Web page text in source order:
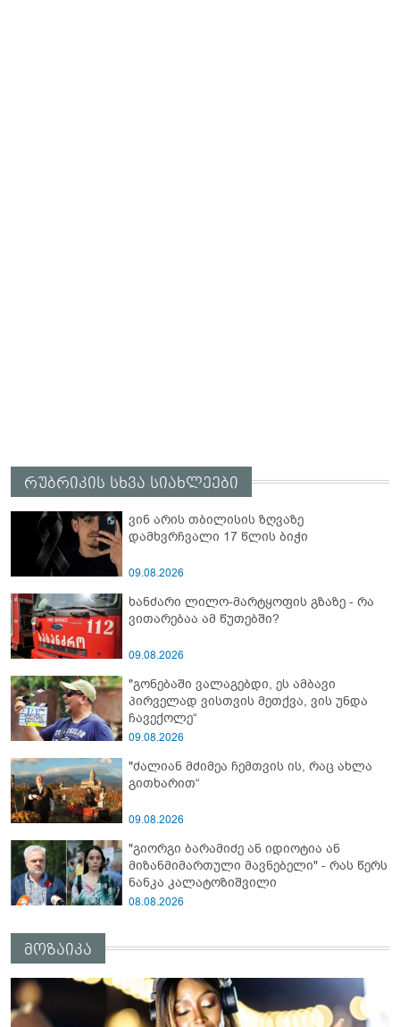
რუბრიკის სხვა სიახლეები
ვინ არის თბილისის ზღვაზე
დამხვრჩვალი 17 წლის ბიჭი
09.08.2026
ხანძარი ლილო-მარტყოფის გზაზე - რა
ვითარებაა ამ წუთებში?
09.08.2026
"გონებაში ვალაგებდი, ეს ამბავი
პირველად ვისთვის მეთქვა, ვის უნდა
ჩავექოლე“
09.08.2026
"ძალიან მძიმეა ჩემთვის ის, რაც ახლა
გითხარით“
09.08.2026
"გიორგი ბარამიძე ან იდიოტია ან
მიზანმიმართული მავნებელი" - რას წერს
ნანკა კალატოზიშვილი
08.08.2026
მოზაიკა